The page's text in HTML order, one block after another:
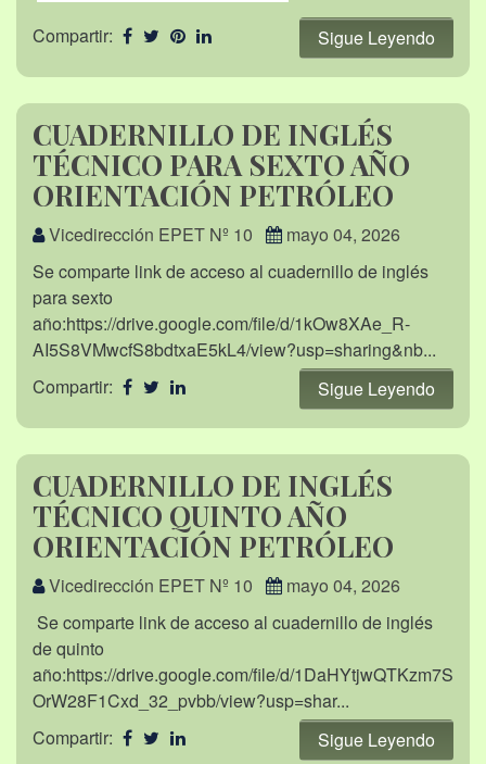
Compartir: Sigue Leyendo
CUADERNILLO DE INGLÉS
TÉCNICO PARA SEXTO AÑO
ORIENTACIÓN PETRÓLEO
Vicedirección EPET Nº 10
mayo 04, 2026
Se comparte link de acceso al cuadernillo de inglés
para sexto
año:https://drive.google.com/file/d/1kOw8XAe_R-
AI5S8VMwcfS8bdtxaE5kL4/view?usp=sharing&nb...
Compartir:
Sigue Leyendo
CUADERNILLO DE INGLÉS
TÉCNICO QUINTO AÑO
ORIENTACIÓN PETRÓLEO
Vicedirección EPET Nº 10
mayo 04, 2026
Se comparte link de acceso al cuadernillo de inglés
de quinto
año:https://drive.google.com/file/d/1DaHYtjwQTKzm7S
OrW28F1Cxd_32_pvbb/view?usp=shar...
Compartir:
Sigue Leyendo